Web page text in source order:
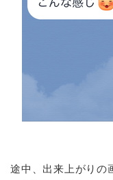
途中、出来上がりの